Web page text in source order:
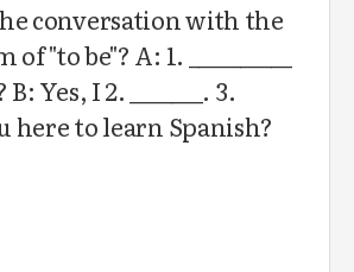
conversation with the
"to be"? A: 1. __________
Yes, I 2. _______. 3.
here to learn Spanish?